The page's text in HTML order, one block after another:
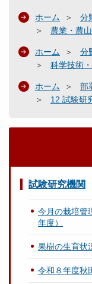
ホーム 分
農業・農
ホーム 分
科学技術
ホーム 部
12 試験研
試験研究機関
今月の栽培管
年度）
果樹の生育状
令和８年度秋